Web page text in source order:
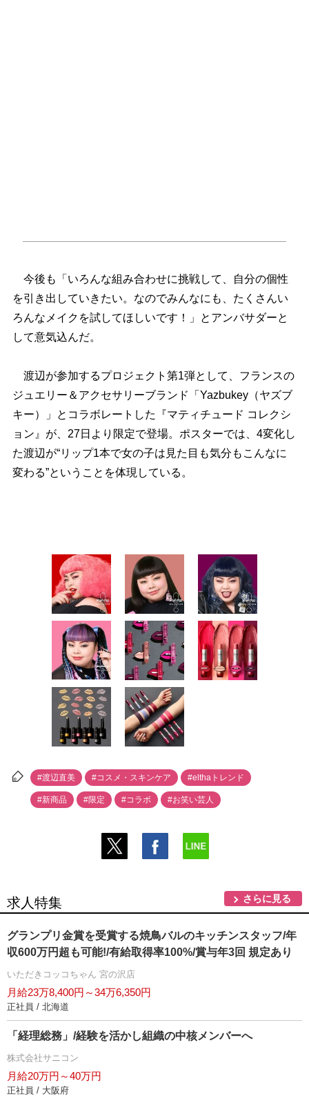
今後も「いろんな組み合わせに挑戦して、自分の個性
を引き出していきたい。なのでみんなにも、たくさんい
ろんなメイクを試してほしいです！」とアンバサダーと
して意気込んだ。
渡辺が参加するプロジェクト第1弾として、フランスの
ジュエリー＆アクセサリーブランド「Yazbukey（ヤズブ
キー）」とコラボレートした『マティチュード コレクシ
ョン』が、27日より限定で登場。ポスターでは、4変化し
た渡辺が“リップ1本で女の子は見た目も気分もこんなに
変わる”ということを体現している。
#渡辺直美 #コスメ・スキンケア #elthaトレンド
#新商品 #限定 #コラボ #お笑い芸人
求人特集 さらに見る
グランプリ金賞を受賞する焼鳥バルのキッチンスタッフ/年
収600万円超も可能!/有給取得率100%/賞与年3回 規定あり
いただきコッコちゃん 宮の沢店
月給23万8,400円～34万6,350円
正社員 / 北海道
「経理総務」/経験を活かし組織の中核メンバーへ
株式会社サニコン
月給20万円～40万円
正社員 / 大阪府